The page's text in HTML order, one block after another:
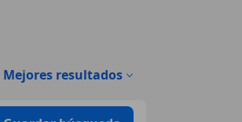
Mejores resultados